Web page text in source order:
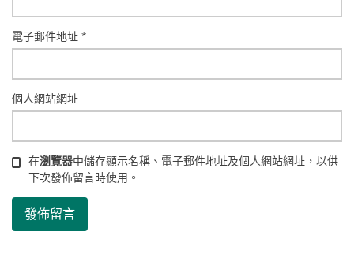
電子郵件地址*
個人網站網址
在瀏覽器中儲存顯示名稱、電子郵件地址及個人網站網址，以供
下次發佈留言時使用。